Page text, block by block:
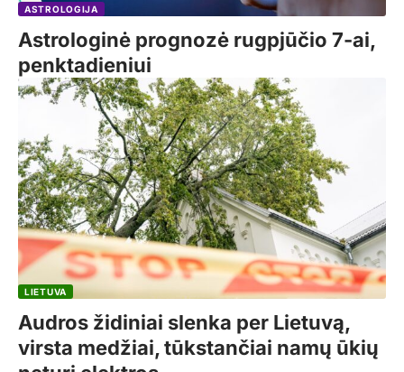
ASTROLOGIJA
Astrologinė prognozė rugpjūčio 7-ai,
penktadieniui
LIETUVA
Audros židiniai slenka per Lietuvą,
virsta medžiai, tūkstančiai namų ūkių